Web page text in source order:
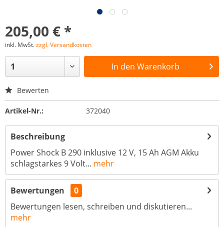
205,00 € *
inkl. MwSt.zzgl. Versandkosten
In den Warenkorb
Bewerten
Artikel-Nr.: 372040
Beschreibung
Power Shock B 290 inklusive 12 V, 15 Ah AGM Akku
schlagstarkes 9 Volt... mehr
Bewertungen
0
Bewertungen lesen, schreiben und diskutieren...
mehr